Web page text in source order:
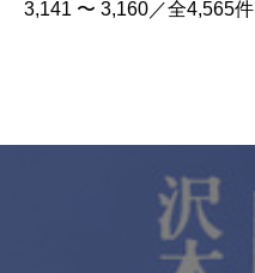
3,141 〜 3,160／全4,565件